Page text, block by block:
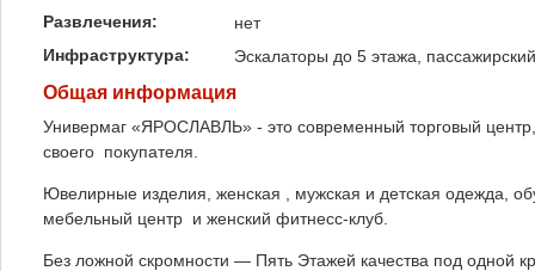
Развлечения:
нет
Инфраструктура:
Эскалаторы до 5 этажа,
Общая информация
Универмаг «ЯРОСЛАВЛЬ» - это современный торговый
своего покупателя.
Ювелирные изделия, женская , мужская и детская одежда,
мебельный центр и женский фитнесс-клуб.
Без ложной скромности — Пять Этажей качества под одной